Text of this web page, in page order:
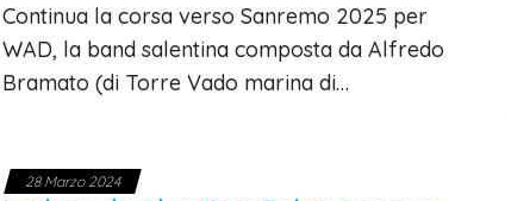
Continua la corsa verso Sanremo 2025 per
WAD, la band salentina composta da Alfredo
Bramato (di Torre Vado marina di…
28 Marzo 2024